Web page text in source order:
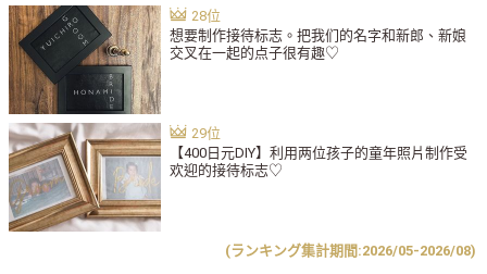
想要制作接待标志。把我们的名字和新郎、新娘
交叉在一起的点子很有趣♡
【400日元DIY】利用两位孩子的童年照片制作受
欢迎的接待标志♡
(ランキング集計期間:2026/05-2026/08)